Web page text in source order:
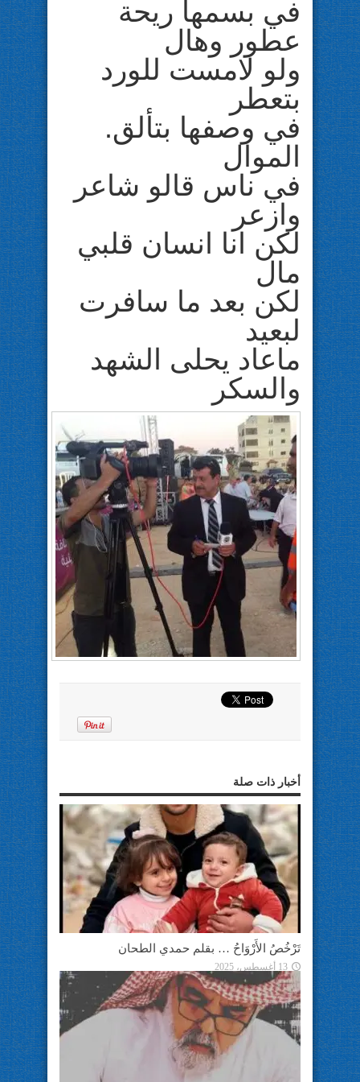
في بسمها ريحة
عطور وهال
ولو لامست للورد
بتعطر
في وصفها بتألق.
الموال
في ناس قالو شاعر
وازعر
لكن انا انسان قلبي
مال
لكن بعد ما سافرت
لبعيد
ماعاد يحلى الشهد
والسكر
أخبار ذات صلة
تَرْخُصُ الأَرْوَاحُ … بقلم حمدي الطحان
13 أغسطس، 2025